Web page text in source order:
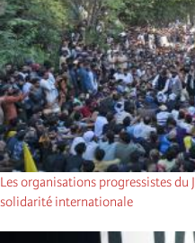
Les organisations progressistes
solidarité internationale